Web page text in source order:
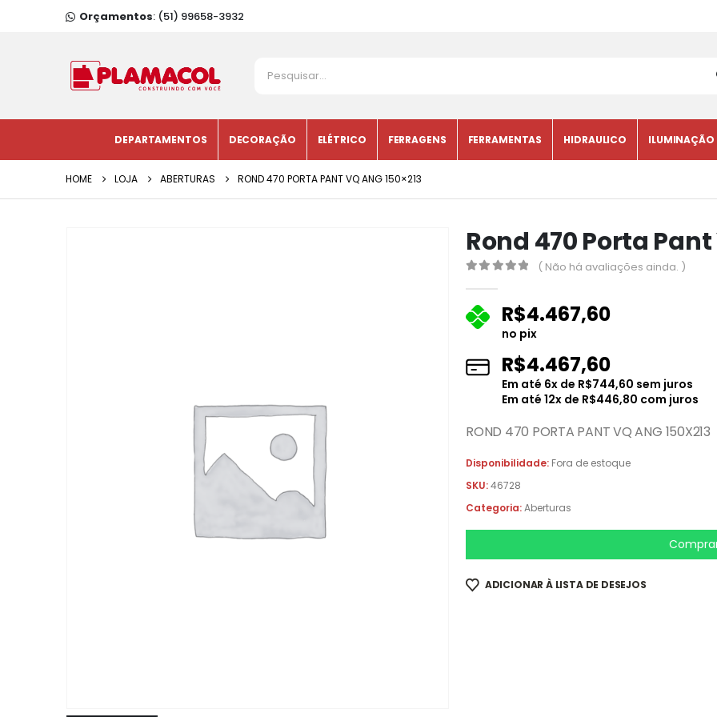
Orçamentos: (51) 99658-3932
DEPARTAMENTOS DECORAÇÃO ELÉTRICO FERRAGENS FERRAMENTAS HIDRAULICO ILUMINAÇÃO
HOME LOJA ABERTURAS ROND 470 PORTA PANT VQ ANG 150×213
Rond 470 Porta Pant
( Não há avaliações ainda. )
R$4.467,60
no pix
R$4.467,60
Em até 6x de R$744,60 sem juros
Em até 12x de R$446,80 com juros
ROND 470 PORTA PANT VQ ANG 150X213
Disponibilidade: Fora de estoque
SKU:46728
Categoria:Aberturas
ADICIONAR À LISTA DE DESEJOS